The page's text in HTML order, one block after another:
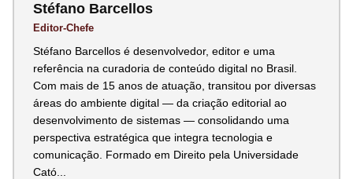
Stéfano Barcellos
Editor-Chefe
Stéfano Barcellos é desenvolvedor, editor e uma
referência na curadoria de conteúdo digital no Brasil.
Com mais de 15 anos de atuação, transitou por diversas
áreas do ambiente digital — da criação editorial ao
desenvolvimento de sistemas — consolidando uma
perspectiva estratégica que integra tecnologia e
comunicação. Formado em Direito pela Universidade
Cató...